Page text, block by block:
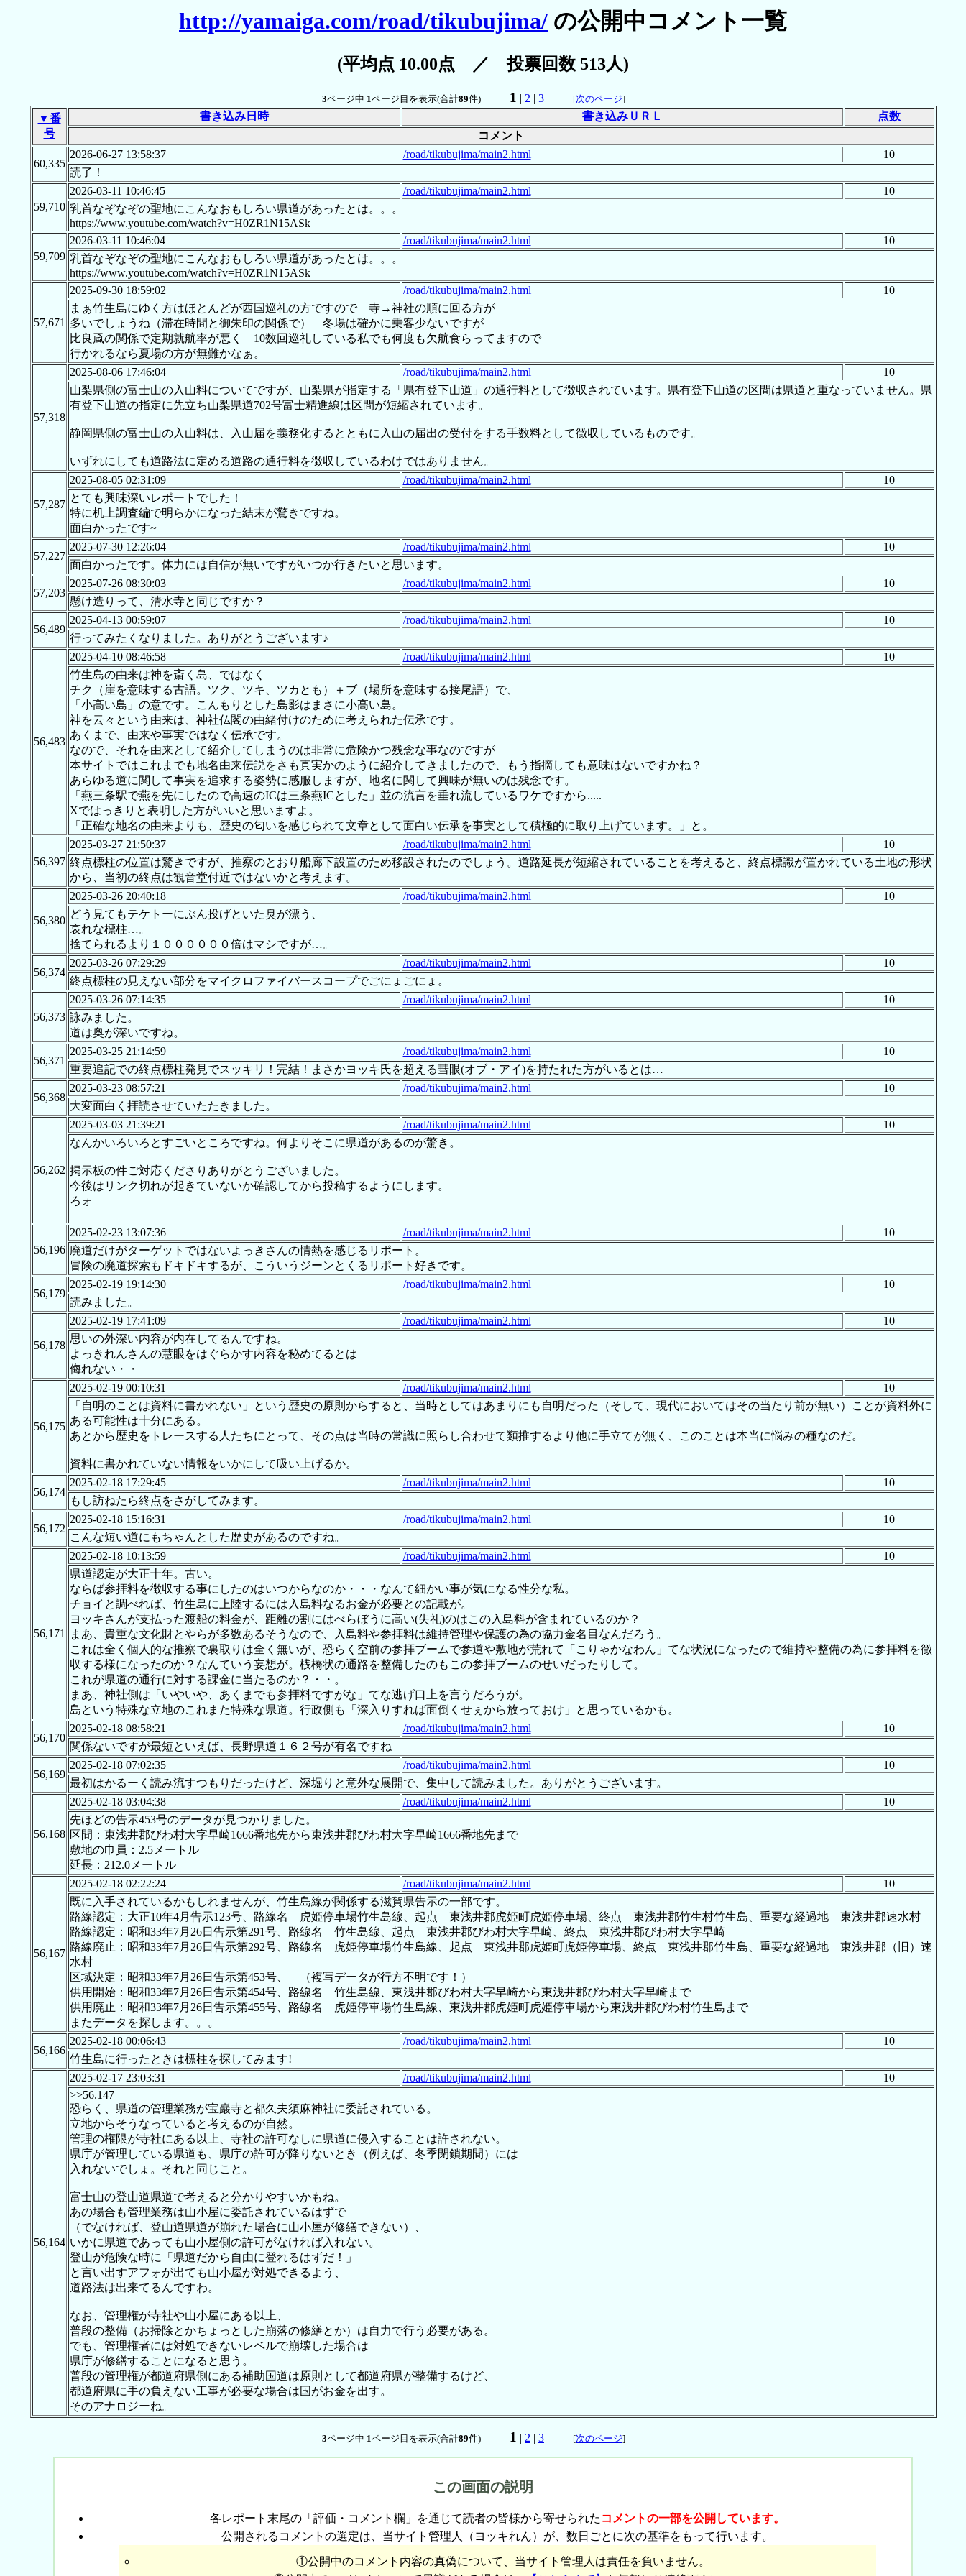
http://yamaiga.com/road/tikubujima/ の公開中コメント一覧
(平均点 10.00点 ／ 投票回数 513人)
3ページ中 1ページ目を表示(合計89件) 1 | 2 | 3 [次のページ]
▼番
号
書き込み日時 書き込みＵＲＬ
点数
コメント
60,335
2026-06-27 13:58:37 /road/tikubujima/main2.html
10
読了！
59,710
2026-03-11 10:46:45 /road/tikubujima/main2.html
10
乳首なぞなぞの聖地にこんなおもしろい県道があったとは。。。
https://www.youtube.com/watch?v=H0ZR1N15ASk
59,709
2026-03-11 10:46:04 /road/tikubujima/main2.html
10
乳首なぞなぞの聖地にこんなおもしろい県道があったとは。。。
https://www.youtube.com/watch?v=H0ZR1N15ASk
57,671
2025-09-30 18:59:02 /road/tikubujima/main2.html
10
まぁ竹生島にゆく方はほとんどが西国巡礼の方ですので 寺→神社の順に回る方が
多いでしょうね（滞在時間と御朱印の関係で） 冬場は確かに乗客少ないですが
比良颪の関係で定期就航率が悪く 10数回巡礼している私でも何度も欠航食らってますので
行かれるなら夏場の方が無難かなぁ。
57,318
2025-08-06 17:46:04 /road/tikubujima/main2.html
10
山梨県側の富士山の入山料についてですが、山梨県が指定する「県有登下山道」の通行料として徴収されています。県有登下山道の区間は県道と重なっていません。県
有登下山道の指定に先立ち山梨県道702号富士精進線は区間が短縮されています。
静岡県側の富士山の入山料は、入山届を義務化するとともに入山の届出の受付をする手数料として徴収しているものです。
いずれにしても道路法に定める道路の通行料を徴収しているわけではありません。
57,287
2025-08-05 02:31:09 /road/tikubujima/main2.html
10
とても興味深いレポートでした！
特に机上調査編で明らかになった結末が驚きですね。
面白かったです~
57,227
2025-07-30 12:26:04 /road/tikubujima/main2.html
10
面白かったです。体力には自信が無いですがいつか行きたいと思います。
57,203
2025-07-26 08:30:03 /road/tikubujima/main2.html
10
懸け造りって、清水寺と同じですか？
56,489
2025-04-13 00:59:07 /road/tikubujima/main2.html
10
行ってみたくなりました。ありがとうございます♪
56,483
2025-04-10 08:46:58 /road/tikubujima/main2.html
10
竹生島の由来は神を斎く島、ではなく
チク（崖を意味する古語。ツク、ツキ、ツカとも）＋ブ（場所を意味する接尾語）で、
「小高い島」の意です。こんもりとした島影はまさに小高い島。
神を云々という由来は、神社仏閣の由緒付けのために考えられた伝承です。
あくまで、由来や事実ではなく伝承です。
なので、それを由来として紹介してしまうのは非常に危険かつ残念な事なのですが
本サイトではこれまでも地名由来伝説をさも真実かのように紹介してきましたので、もう指摘しても意味はないですかね？
あらゆる道に関して事実を追求する姿勢に感服しますが、地名に関して興味が無いのは残念です。
「燕三条駅で燕を先にしたので高速のICは三条燕ICとした」並の流言を垂れ流しているワケですから.....
Xではっきりと表明した方がいいと思いますよ。
「正確な地名の由来よりも、歴史の匂いを感じられて文章として面白い伝承を事実として積極的に取り上げています。」と。
56,397
2025-03-27 21:50:37 /road/tikubujima/main2.html
10
終点標柱の位置は驚きですが、推察のとおり船廊下設置のため移設されたのでしょう。道路延長が短縮されていることを考えると、終点標識が置かれている土地の形状
から、当初の終点は観音堂付近ではないかと考えます。
56,380
2025-03-26 20:40:18 /road/tikubujima/main2.html
10
どう見てもテケトーにぶん投げといた臭が漂う、
哀れな標柱…。
捨てられるより１００００００倍はマシですが…。
56,374
2025-03-26 07:29:29 /road/tikubujima/main2.html
10
終点標柱の見えない部分をマイクロファイバースコープでごにょごにょ。
56,373
2025-03-26 07:14:35 /road/tikubujima/main2.html
10
詠みました。
道は奥が深いですね。
56,371
2025-03-25 21:14:59 /road/tikubujima/main2.html
10
重要追記での終点標柱発見でスッキリ！完結！まさかヨッキ氏を超える彗眼(オブ・アイ)を持たれた方がいるとは…
56,368
2025-03-23 08:57:21 /road/tikubujima/main2.html
10
大変面白く拝読させていたたきました。
56,262
2025-03-03 21:39:21 /road/tikubujima/main2.html
10
なんかいろいろとすごいところですね。何よりそこに県道があるのが驚き。
掲示板の件ご対応くださりありがとうございました。
今後はリンク切れが起きていないか確認してから投稿するようにします。
ろォ
56,196
2025-02-23 13:07:36 /road/tikubujima/main2.html
10
廃道だけがターゲットではないよっきさんの情熱を感じるリポート。
冒険の廃道探索もドキドキするが、こういうジーンとくるリポート好きです。
56,179
2025-02-19 19:14:30 /road/tikubujima/main2.html
10
読みました。
56,178
2025-02-19 17:41:09 /road/tikubujima/main2.html
10
思いの外深い内容が内在してるんですね。
よっきれんさんの慧眼をはぐらかす内容を秘めてるとは
侮れない・・
56,175
2025-02-19 00:10:31 /road/tikubujima/main2.html
10
「自明のことは資料に書かれない」という歴史の原則からすると、当時としてはあまりにも自明だった（そして、現代においてはその当たり前が無い）ことが資料外に
ある可能性は十分にある。
あとから歴史をトレースする人たちにとって、その点は当時の常識に照らし合わせて類推するより他に手立てが無く、このことは本当に悩みの種なのだ。
資料に書かれていない情報をいかにして吸い上げるか。
56,174
2025-02-18 17:29:45 /road/tikubujima/main2.html
10
もし訪ねたら終点をさがしてみます。
56,172
2025-02-18 15:16:31 /road/tikubujima/main2.html
10
こんな短い道にもちゃんとした歴史があるのですね。
56,171
2025-02-18 10:13:59 /road/tikubujima/main2.html
10
県道認定が大正十年。古い。
ならば参拝料を徴収する事にしたのはいつからなのか・・・なんて細かい事が気になる性分な私。
チョイと調べれば、竹生島に上陸するには入島料なるお金が必要との記載が。
ヨッキさんが支払った渡船の料金が、距離の割にはべらぼうに高い(失礼)のはこの入島料が含まれているのか？
まあ、貴重な文化財とやらが多数あるそうなので、入島料や参拝料は維持管理や保護の為の協力金名目なんだろう。
これは全く個人的な推察で裏取りは全く無いが、恐らく空前の参拝ブームで参道や敷地が荒れて「こりゃかなわん」てな状況になったので維持や整備の為に参拝料を徴
収する様になったのか？なんていう妄想が。桟橋状の通路を整備したのもこの参拝ブームのせいだったりして。
これが県道の通行に対する課金に当たるのか？・・。
まあ、神社側は「いやいや、あくまでも参拝料ですがな」てな逃げ口上を言うだろうが。
島という特殊な立地のこれまた特殊な県道。行政側も「深入りすれば面倒くせぇから放っておけ」と思っているかも。
56,170
2025-02-18 08:58:21 /road/tikubujima/main2.html
10
関係ないですが最短といえば、長野県道１６２号が有名ですね
56,169
2025-02-18 07:02:35 /road/tikubujima/main2.html
10
最初はかるーく読み流すつもりだったけど、深堀りと意外な展開で、集中して読みました。ありがとうございます。
56,168
2025-02-18 03:04:38 /road/tikubujima/main2.html
10
先ほどの告示453号のデータが見つかりました。
区間：東浅井郡びわ村大字早崎1666番地先から東浅井郡びわ村大字早崎1666番地先まで
敷地の巾員：2.5メートル
延長：212.0メートル
56,167
2025-02-18 02:22:24 /road/tikubujima/main2.html
10
既に入手されているかもしれませんが、竹生島線が関係する滋賀県告示の一部です。
路線認定：大正10年4月告示123号、路線名 虎姫停車場竹生島線、起点 東浅井郡虎姫町虎姫停車場、終点 東浅井郡竹生村竹生島、重要な経過地 東浅井郡速水村
路線認定：昭和33年7月26日告示第291号、路線名 竹生島線、起点 東浅井郡びわ村大字早崎、終点 東浅井郡びわ村大字早崎
路線廃止：昭和33年7月26日告示第292号、路線名 虎姫停車場竹生島線、起点 東浅井郡虎姫町虎姫停車場、終点 東浅井郡竹生島、重要な経過地 東浅井郡（旧）速
水村
区域決定：昭和33年7月26日告示第453号、 （複写データが行方不明です！）
供用開始：昭和33年7月26日告示第454号、路線名 竹生島線、東浅井郡びわ村大字早崎から東浅井郡びわ村大字早崎まで
供用廃止：昭和33年7月26日告示第455号、路線名 虎姫停車場竹生島線、東浅井郡虎姫町虎姫停車場から東浅井郡びわ村竹生島まで
またデータを探します。。。
56,166
2025-02-18 00:06:43 /road/tikubujima/main2.html
10
竹生島に行ったときは標柱を探してみます!
56,164
2025-02-17 23:03:31 /road/tikubujima/main2.html
10
>>56.147
恐らく、県道の管理業務が宝巖寺と都久夫須麻神社に委託されている。
立地からそうなっていると考えるのが自然。
管理の権限が寺社にある以上、寺社の許可なしに県道に侵入することは許されない。
県庁が管理している県道も、県庁の許可が降りないとき（例えば、冬季閉鎖期間）には
入れないでしょ。それと同じこと。
富士山の登山道県道で考えると分かりやすいかもね。
あの場合も管理業務は山小屋に委託されているはずで
（でなければ、登山道県道が崩れた場合に山小屋が修繕できない）、
いかに県道であっても山小屋側の許可がなければ入れない。
登山が危険な時に「県道だから自由に登れるはずだ！」
と言い出すアフォが出ても山小屋が対処できるよう、
道路法は出来てるんですわ。
なお、管理権が寺社や山小屋にある以上、
普段の整備（お掃除とかちょっとした崩落の修繕とか）は自力で行う必要がある。
でも、管理権者には対処できないレベルで崩壊した場合は
県庁が修繕することになると思う。
普段の管理権が都道府県側にある補助国道は原則として都道府県が整備するけど、
都道府県に手の負えない工事が必要な場合は国がお金を出す。
そのアナロジーね。
3ページ中 1ページ目を表示(合計89件) 1 | 2 | 3 [次のページ]
この画面の説明
各レポート末尾の「評価・コメント欄」を通じて読者の皆様から寄せられた コメントの一部を公開しています。
公開されるコメントの選定は、当サイト管理人（ヨッキれん）が、数日ごとに次の基準をもって行います。
①公開中のコメント内容の真偽について、当サイト管理人は責任を負いません。